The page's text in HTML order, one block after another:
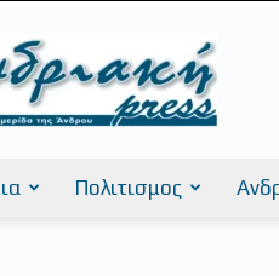
Πολιτισμος